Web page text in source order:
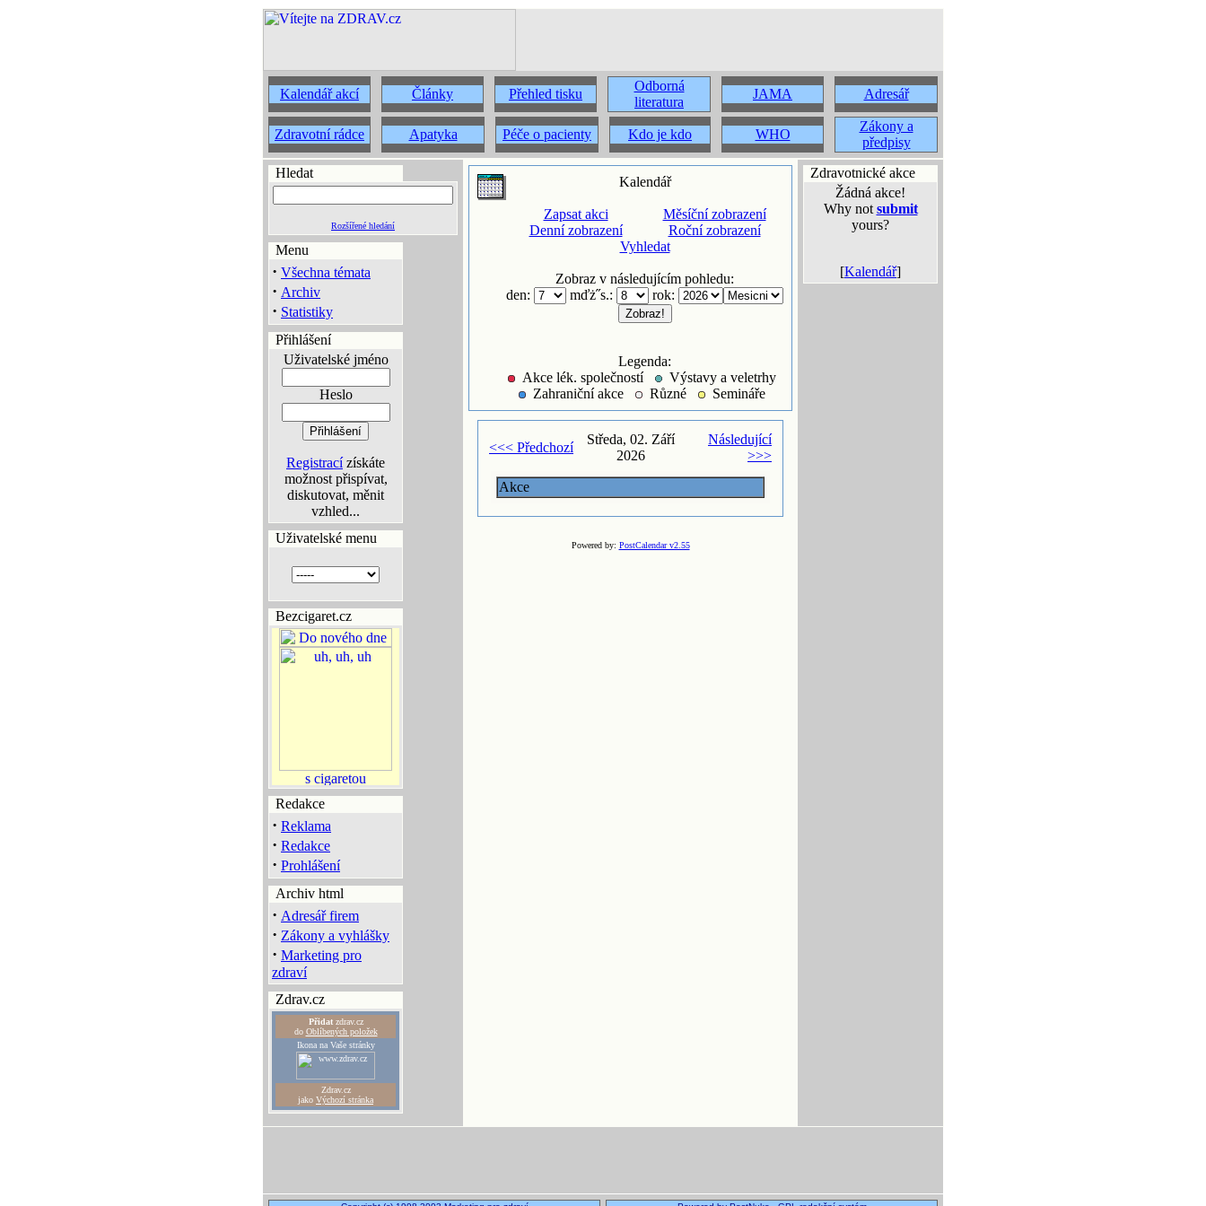
Kalendář akcí Články Přehled tisku
Odborná
literatura
JAMA Adresář
Zdravotní rádce Apatyka Péče o pacienty Kdo je kdo WHO
Zákony a
předpisy
Hledat
Rozšířené hledání
Menu
· Všechna témata
· Archiv
· Statistiky
Přihlášení
Uživatelské jméno
Heslo
Registracízískáte
možnost přispívat,
diskutovat, měnit
vzhled...
Uživatelské menu
Bezcigaret.cz
Redakce
· Reklama
· Redakce
· Prohlášení
Archiv html
· Adresář firem
· Zákony a vyhlášky
· Marketing pro
zdraví
Zdrav.cz
Přidatzdrav.cz
do Oblíbených položek
Ikona na Vaše stránky
Zdrav.cz
jako Výchozí stránka
Kalendář
Zapsat akci
Denní zobrazení
Měsíční zobrazení
Roční zobrazení
Vyhledat
Zobraz v následujícím pohledu:
den:
mďż˝s.: rok:
Legenda:
Akce lék. společností
Výstavy a veletrhy
Zahraniční akce
Různé Semináře
<<< Předchozí
Středa, 02. Září
2026
Následující
>>>
Akce
Powered by: PostCalendar v2.55
Zdravotnické akce
Žádná akce!
Why not submit
yours?
[Kalendář]